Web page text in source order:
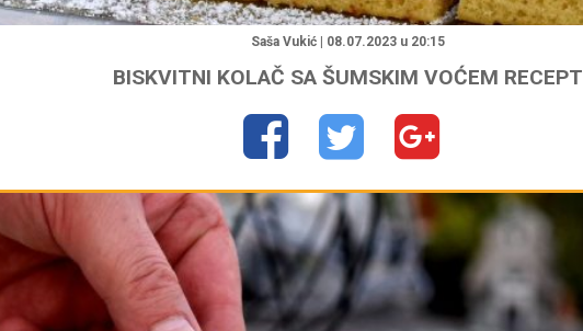
"
Saša Vukić | 08.07.2023 u 20:15
BISKVITNI KOLAČ SA ŠUMSKIM VOĆEM RECEPT